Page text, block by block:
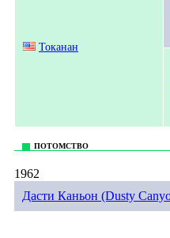
Токанан
ПОТОМСТВО
1962
Дасти Каньон (Dusty